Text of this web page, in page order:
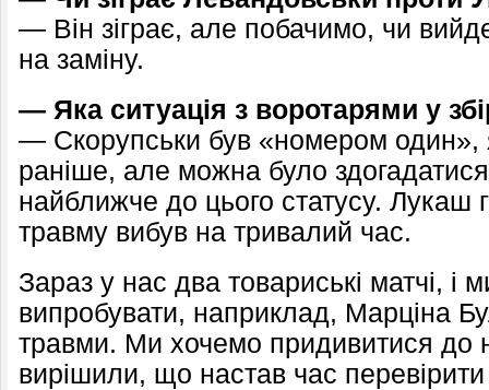
— Він зіграє, але побачимо, чи
на заміну.
— Яка ситуація з воротарями у
— Скорупськи був «номером один»,
раніше, але можна було
найближче до цього статусу. Лукаш
травму вибув на тривалий час.
Зараз у нас два товариські матчі,
випробувати, наприклад, Марціна
травми. Ми хочемо придивитися до
вирішили, що настав час